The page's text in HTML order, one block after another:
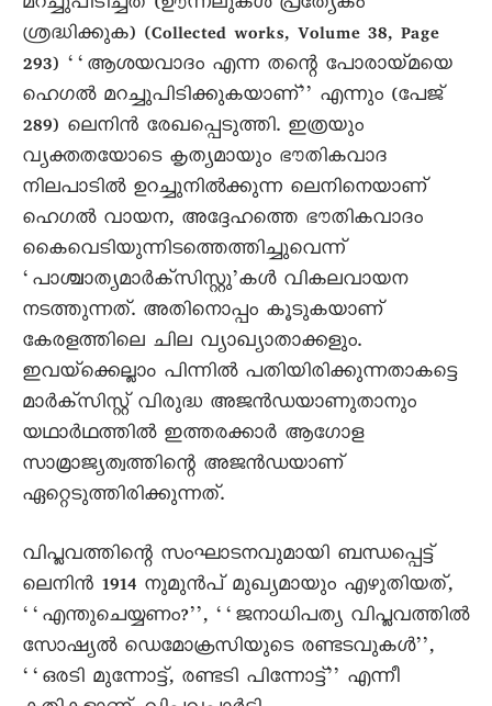
ശ്രദ്ധിക്കുക) (Collected works, Volume 38, Page
293) ‘‘ആശയവാദം എന്ന തന്റെ പോരായ്‌മയെ
ഹെഗൽ മറച്ചുപിടിക്കുകയാണ്’’ എന്നും (പേജ്
289) ലെനിൻ രേഖപ്പെടുത്തി. ഇത്രയും
വ്യക്തതയോടെ കൃത്യമായും ഭൗതികവാദ
നിലപാടിൽ ഉറച്ചുനിൽക്കുന്ന ലെനിനെയാണ്
ഹെഗൽ വായന, അദ്ദേഹത്തെ ഭൗതികവാദം
കെെവെടിയുന്നിടത്തെത്തിച്ചുവെന്ന്‌
‘പാശ്ചാത്യമാർക്സിസ്റ്റു’കൾ വികലവായന
നടത്തുന്നത്‌. അതിനൊപ്പം കൂടുകയാണ്
കേരളത്തിലെ ചില വ്യാഖ്യാതാക്കളും.
ഇവയ്‌ക്കെല്ലാം പിന്നിൽ പതിയിരിക്കുന്നതാകട്ടെ
മാർക്സിസ്റ്റ്‌ വിരുദ്ധ അജൻഡയാണുതാനും
യഥാർഥത്തിൽ ഇത്തരക്കാർ ആഗോള
സാമ്രാജ്യത്വത്തിന്റെ അജൻഡയാണ്
ഏറ്റെടുത്തിരിക്കുന്നത്.
വിപ്ലവത്തിന്റെ സംഘാടനവുമായി ബന്ധപ്പെട്ട്
ലെനിൻ 1914 നുമുൻപ് മുഖ്യമായും എഴുതിയത്,
‘‘എന്തുചെയ്യണം?’’, ‘‘ജനാധിപത്യ വിപ്ലവത്തിൽ
സോഷ്യൽ ഡെമോക്രസിയുടെ രണ്ടടവുകൾ’’,
‘‘ഒരടി മുന്നോട്ട്, രണ്ടടി പിന്നോട്ട്’’ എന്നീ